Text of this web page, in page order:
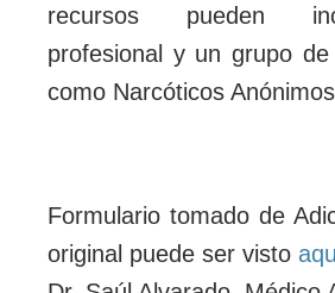
recursos pueden
profesional y un grupo
como Narcóticos Anónimos
Formulario tomado de
original puede ser visto